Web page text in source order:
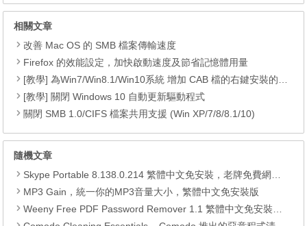
相關文章
改善 Mac OS 的 SMB 檔案傳輸速度
Firefox 的效能設定，加快啟動速度及節省記憶體用量
[教學] 為Win7/Win8.1/Win10系統 增加 CAB 檔的右鍵安裝的功能
[教學] 關閉 Windows 10 自動更新驅動程式
關閉 SMB 1.0/CIFS 檔案共用支援 (Win XP/7/8/8.1/10)
隨機文章
Skype Portable 8.138.0.214 繁體中文免安裝，老牌免費網路電話軟體
MP3 Gain，統一你的MP3音量大小，繁體中文免安裝版
Weeny Free PDF Password Remover 1.1 繁體中文免安裝版，解除PDF檔編輯複製列印的限制